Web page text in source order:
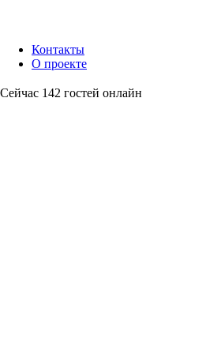
Контакты
О проекте
Сейчас 142 гостей онлайн